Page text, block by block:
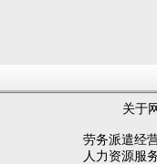
关于
劳务派遣经
人力资源服